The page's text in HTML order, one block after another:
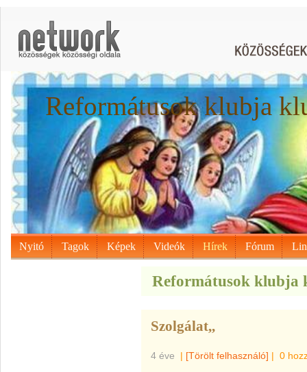
Reformátusok klubja
Nyitó Tagok Képek Videók Hírek Fórum
Reformátusok klubja
Szolgálat,,
4 éve | [Törölt felhasználó] | 0